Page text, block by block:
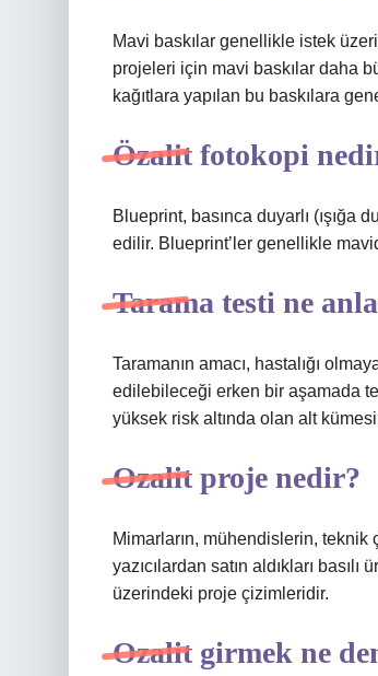
Mavi baskılar genellikle istek
projeleri için mavi baskılar daha
kağıtlara yapılan bu baskılara
Özalit fotokopi
Blueprint, basınca duyarlı (ışığa
edilir. Blueprint’ler genellikle
Tarama testi ne
Taramanın amacı, hastalığı
edilebileceği erken bir aşamada
yüksek risk altında olan alt
Ozalit proje nedir?
Mimarların, mühendislerin,
yazıcılardan satın aldıkları
üzerindeki proje çizimleridir.
Ozalit girmek ne